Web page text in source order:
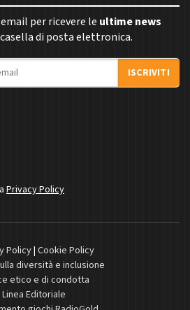
per ricevere le ultime news
di posta elettronica.
ISCRIVITI
Privacy Policy
Policy| Cookie Policy
diversità e inclusione
etico e di condotta
Linea Editoriale